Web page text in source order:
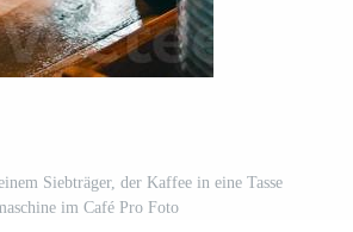
Siebträger, der Kaffee in eine Tasse
im Café Pro Foto